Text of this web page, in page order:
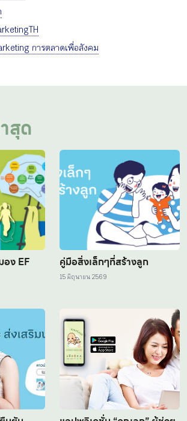
การตลาดเพื่อสังคม
สุด
ง EF
คู่มือสิ่งเล็กๆที่สร้างลูก
15 มิถุนายน 2569